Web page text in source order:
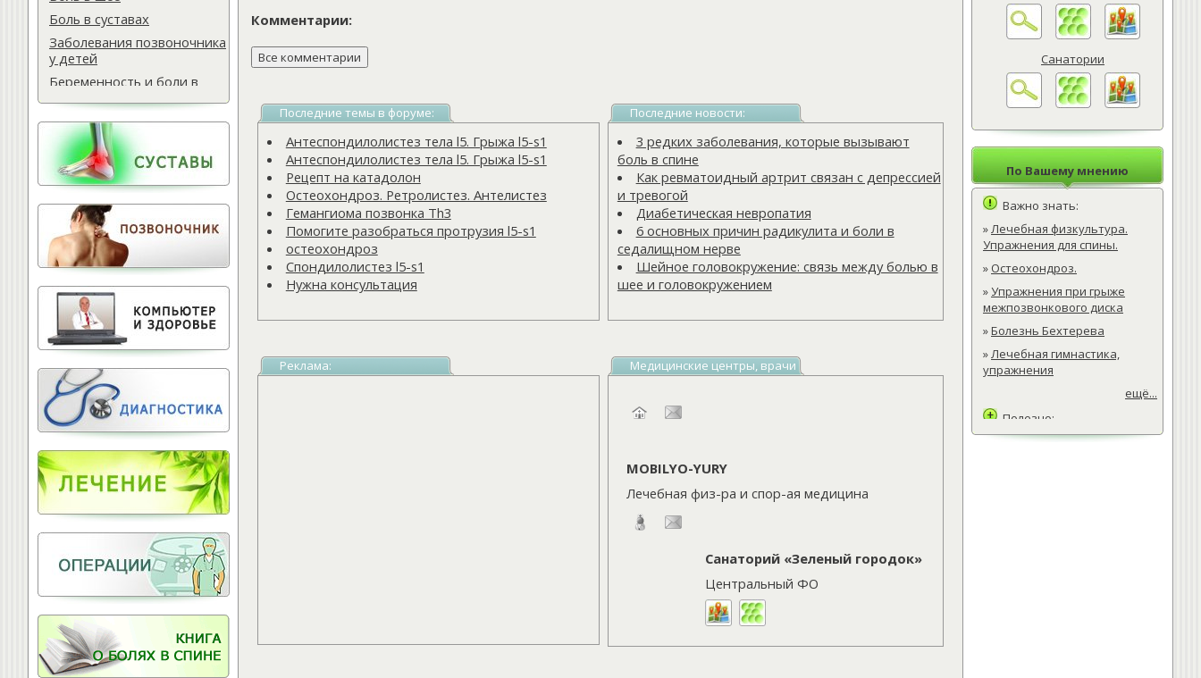
Боль в суставах
Заболевания позвоночника
у детей
Беременность и боли в
Мази для спины
Массаж водителю
Самомассаж при
остеохондрозе
Поясничная грыжа
Обследование
позвоночника
Тактика лечения
остеохондроза
Лечение баней
Офисный фитнес
Народная медицина
Тест для позвоночника
Питание для позвоночника
Витамины для
позвоночника
Санатории
По Вашему мнению
Важно знать:
»Лечебная физкультура.
Упражнения для спины.
» Остеохондроз.
»Упражнения при грыже
межпозвонкового диска
»Болезнь Бехтерева
»Лечебная гимнастика,
упражнения
ещё...
Полезно:
Лечебная физкультура.
Комментарии:
Последние темы в форуме:
Антеспондилолистез тела l5. Грыжа l5-s1
Антеспондилолистез тела l5. Грыжа l5-s1
Рецепт на катадолон
Остеохондроз. Ретролистез. Антелистез
Гемангиома позвонка Тh3
Помогите разобраться протрузия l5-s1
остеохондроз
Спондилолистез l5-s1
Нужна консультация
Последние новости:
3 редких заболевания, которые вызывают
боль в спине
Как ревматоидный артрит связан с депрессией
и тревогой
Диабетическая невропатия
6 основных причин радикулита и боли в
седалищном нерве
Шейное головокружение: связь между болью в
шее и головокружением
Реклама: Медицинские центры, врачи
MOBILYO-YURY
Лечебная физ-ра и спор-ая медицина
Санаторий «Зеленый городок»
Центральный ФО